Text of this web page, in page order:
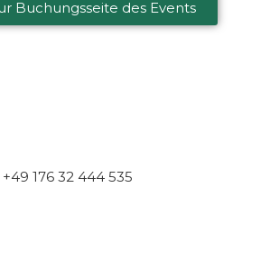
Buchungsseite des Events
+49 176 32 444 535